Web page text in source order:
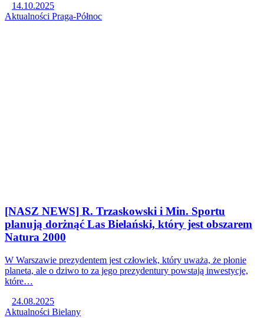
14.10.2025
Aktualności Praga-Północ
[NASZ NEWS] R. Trzaskowski i Min. Sportu
planują dorżnąć Las Bielański, który jest obszarem
Natura 2000
W Warszawie prezydentem jest człowiek, który uważa, że płonie
planeta, ale o dziwo to za jego prezydentury powstają inwestycje,
które…
24.08.2025
Aktualności Bielany